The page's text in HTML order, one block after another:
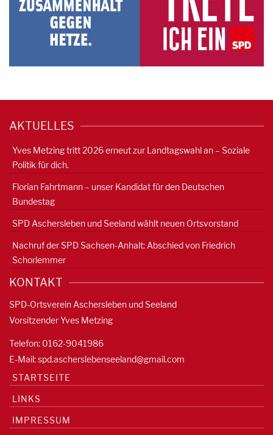
AKTUELLES
Yves Metzing tritt 2026 erneut zur Landtagswahl an – Soziale
Politik für dich.
Florian Fahrtmann – unser Kandidat für den Deutschen
Bundestag
SPD Aschersleben und Seeland wählt neuen Ortsvorstand
Nachruf der SPD Sachsen-Anhalt: Abschied von Friedrich
Schorlemmer
KONTAKT
SPD-Ortsverein Aschersleben und Seeland
Vorsitzender Yves Metzing
Telefon: 0162-9041986
E-Mail:spd.ascherslebenseeland@gmail.com
STARTSEITE
LINKS
IMPRESSUM